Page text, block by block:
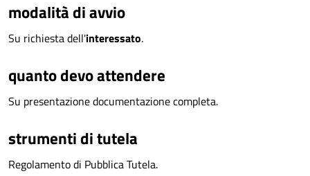
modalità di avvio
Su richiesta dell'interessato.
quanto devo attendere
Su presentazione documentazione completa.
strumenti di tutela
Regolamento di Pubblica Tutela.